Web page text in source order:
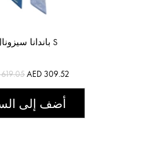
باندانا سيزونال S
AED 309.52
أضف إلى